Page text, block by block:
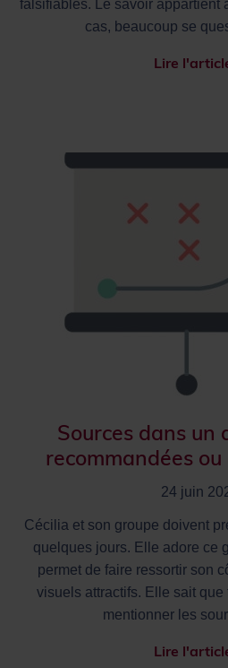
falsifiables. Le savoir appartient
cas, beaucoup se
Lire
Sources dans un
recommandées
24 juin
Cécilia et son groupe doivent
quelques jours. Elle adore ce
permet de faire ressortir son
visuels attractifs. Elle sait
mentionner les
Lire